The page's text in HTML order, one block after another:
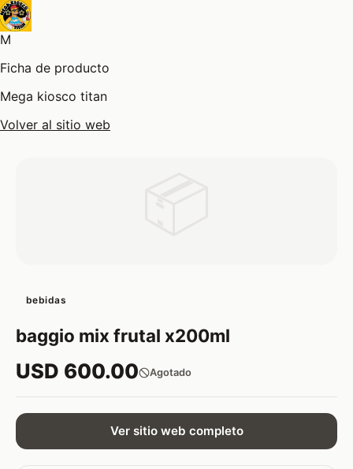
M
Ficha de producto
Mega kiosco titan
Volver al sitio web
bebidas
baggio mix frutal x200ml
USD 600.00 Agotado
Ver sitio web completo